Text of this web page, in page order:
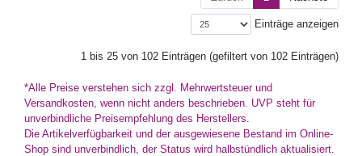
Einträge anzeigen
1 bis 25 von 102 Einträgen (gefiltert von 102 Einträgen)
*Alle Preise verstehen sich zzgl. Mehrwertsteuer und
Versandkosten, wenn nicht anders beschrieben. UVP steht für
unverbindliche Preisempfehlung des Herstellers.
Die Artikelverfügbarkeit und der ausgewiesene Bestand im Online-
Shop sind unverbindlich, der Status wird halbstündlich aktualisiert.